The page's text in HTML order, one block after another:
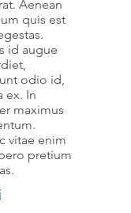
Aenean
quis est
id augue
odio id,
ex. In
maximus
vitae enim
pretium